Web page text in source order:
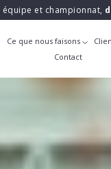
et championnat,
Ce que nous faisons
Contact